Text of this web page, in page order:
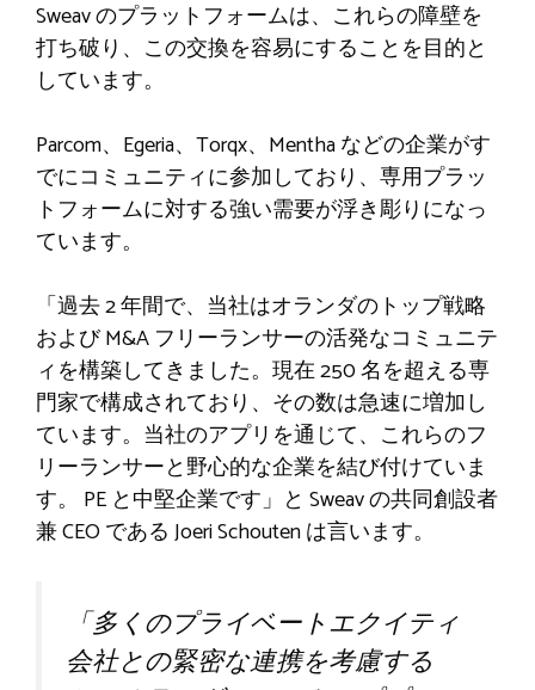
Sweav のプラットフォームは、これらの障壁を
打ち破り、この交換を容易にすることを目的と
しています。
Parcom、Egeria、Torqx、Mentha などの企業がす
でにコミュニティに参加しており、専用プラッ
トフォームに対する強い需要が浮き彫りになっ
ています。
「過去 2 年間で、当社はオランダのトップ戦略
および M&A フリーランサーの活発なコミュニテ
ィを構築してきました。現在 250 名を超える専
門家で構成されており、その数は急速に増加し
ています。当社のアプリを通じて、これらのフ
リーランサーと野心的な企業を結び付けていま
す。 PE と中堅企業です」と Sweav の共同創設者
兼 CEO である Joeri Schouten は言います。
「多くのプライベートエクイティ
会社との緊密な連携を考慮する